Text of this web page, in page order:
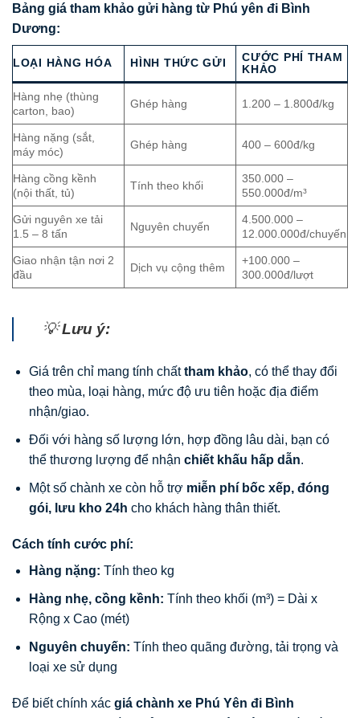
Bảng giá tham khảo gửi hàng từ Phú yên đi Bình
Dương:
LOẠI HÀNG HÓA HÌNH THỨC GỬI
CƯỚC PHÍ THAM
KHẢO
Hàng nhẹ (thùng
carton, bao)
Ghép hàng 1.200 – 1.800đ/kg
Hàng nặng (sắt,
máy móc)
Ghép hàng 400 – 600đ/kg
Hàng cồng kềnh
(nội thất, tủ)
Tính theo khối
350.000 –
550.000đ/m³
Gửi nguyên xe tải
1.5 – 8 tấn
Nguyên chuyến
4.500.000 –
12.000.000đ/chuyến
Giao nhận tận nơi 2
đầu
Dịch vụ cộng thêm
+100.000 –
300.000đ/lượt
💡Lưu ý:
Giá trên chỉ mang tính chấttham khảo, có thể thay đổi
theo mùa, loại hàng, mức độ ưu tiên hoặc địa điểm
nhận/giao.
Đối với hàng số lượng lớn, hợp đồng lâu dài, bạn có
thể thương lượng để nhận chiết khấu hấp dẫn.
Một số chành xe còn hỗ trợ miễn phí bốc xếp, đóng
gói, lưu kho 24h cho khách hàng thân thiết.
Cách tính cước phí:
Hàng nặng: Tính theo kg
Hàng nhẹ, cồng kềnh: Tính theo khối (m³) = Dài x
Rộng x Cao (mét)
Nguyên chuyến: Tính theo quãng đường, tải trọng và
loại xe sử dụng
Để biết chính xác giá chành xe Phú Yên đi Bình